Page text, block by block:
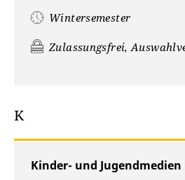
Wintersemester
Zulassungsfrei,
K
Kinder- und Jugendmedien